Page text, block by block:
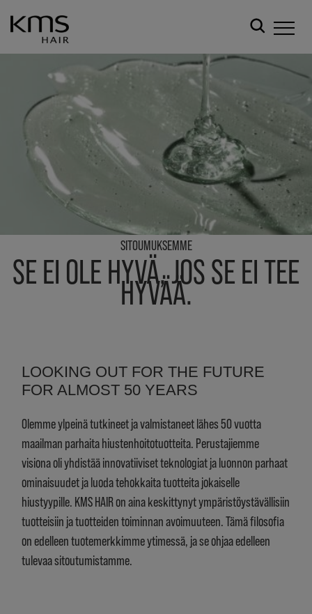
SITOUMUKSEMME
SE EI OLE HYVÄ, JOS SE EI TEE
HYVÄÄ.
LOOKING OUT FOR THE FUTURE
FOR ALMOST 50 YEARS
Olemme ylpeinä tutkineet ja valmistaneet lähes 50 vuotta
maailman parhaita hiustenhoitotuotteita. Perustajiemme
visiona oli yhdistää innovatiiviset teknologiat ja luonnon parhaat
ominaisuudet ja luoda tehokkaita tuotteita jokaiselle
hiustyypille. KMS HAIR on aina keskittynyt ympäristöystävällisiin
tuotteisiin ja tuotteiden toiminnan avoimuuteen. Tämä filosofia
on edelleen tuotemerkkimme ytimessä, ja se ohjaa edelleen
tulevaa sitoutumistamme.